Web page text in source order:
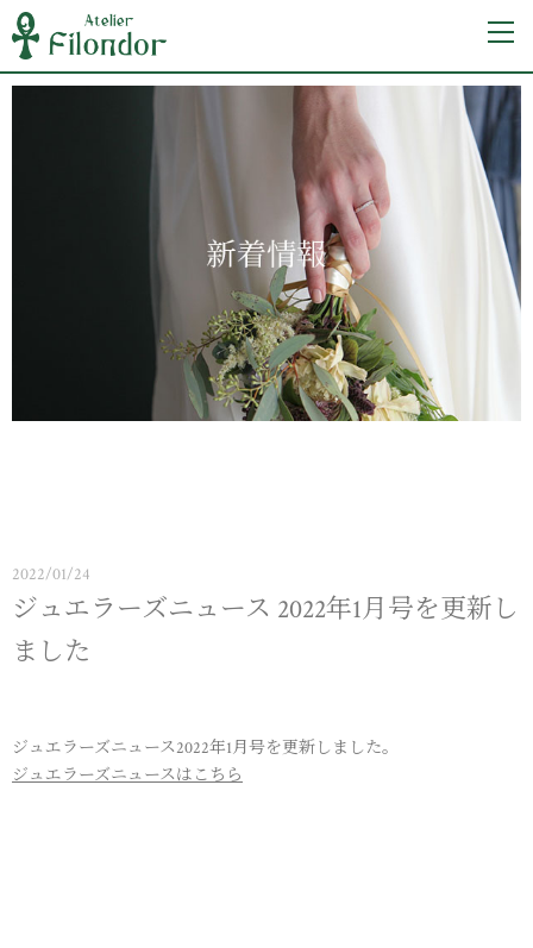
2022/01/24
ジュエラーズニュース 2022年1月号を更新し
ました
ジュエラーズニュース2022年1月号を更新しました。
ジュエラーズニュースはこちら